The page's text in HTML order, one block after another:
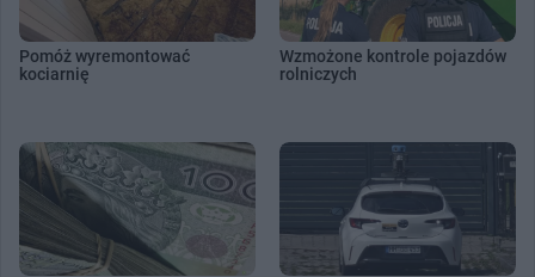
Pomóż wyremontować
kociarnię
Wzmożone kontrole pojazdów
rolniczych